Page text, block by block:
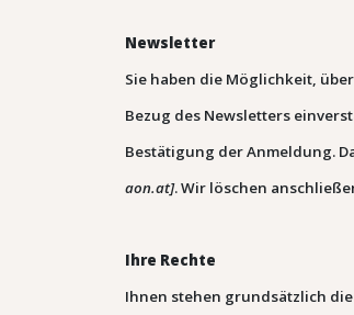
Newsletter
Sie haben die Möglichkeit,
Bezug des Newsletters
Bestätigung der Anmeldung.
aon.at]. Wir löschen
Ihre Rechte
Ihnen stehen grundsätzlich